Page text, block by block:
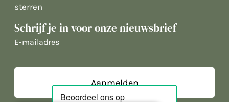
sterren
Schrijf je in voor onze nieuwsbrief
E-